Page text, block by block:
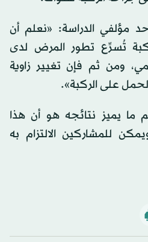
مؤلفي الدراسة: «نعلم أن
تُسرِّع تطور المرض لدى
ومن ثم فإن تغيير زاوية
على الركبة».
ما يميز نتائجه هو أن هذا
للمشاركين الالتزام به